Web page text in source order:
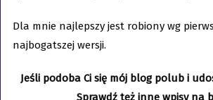
Dla mnie najlepszy jest robiony wg
najbogatszej wersji.
Jeśli podoba Ci się mój blog polub i
Sprawdź też inne wpisy na